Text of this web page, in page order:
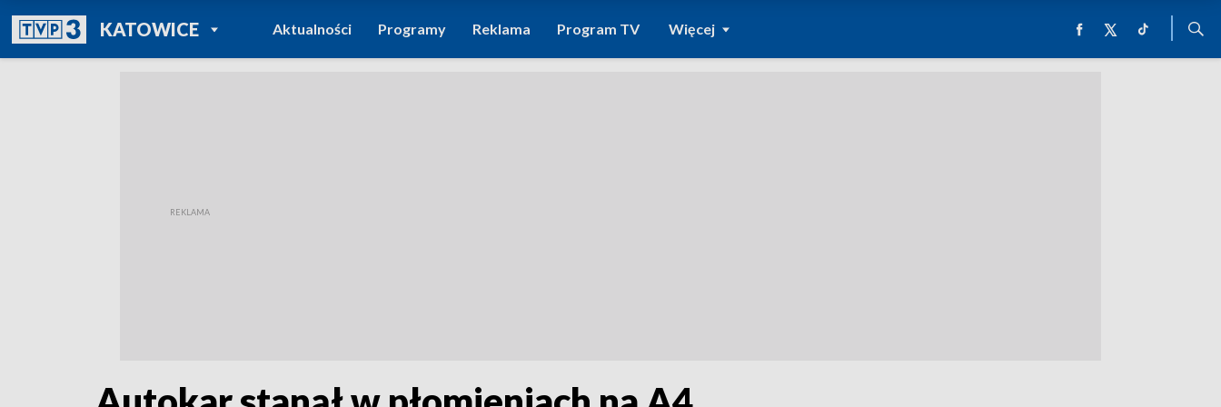
KATOWICEPOWRÓT DO
TVP REGIONY
Aktualności Programy Reklama Program TV Więcej